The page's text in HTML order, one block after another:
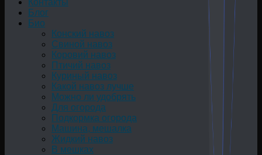
Контакты
Блог
Био
Конский навоз
Свиной навоз
Коровий навоз
Птичий навоз
Куриный навоз
Какой навоз лучше
Можно ли удобрять
Для огорода
Подкормка огорода
Машина, мешалка
Жидкий навоз
В мешках